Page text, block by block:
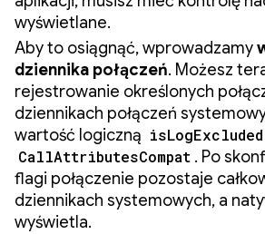
wyświetlane.
Aby to osiągnąć, wprowadzamy
dziennika połączeń. Możesz
rejestrowanie określonych
dziennikach połączeń
wartość logiczną isLogExcluded
CallAttributesCompat . Po
flagi połączenie pozostaje
dziennikach systemowych, a
wyświetla.